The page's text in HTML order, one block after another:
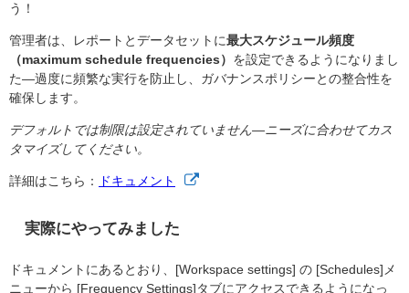
う！
管理者は、レポートとデータセットに最大スケジュール頻度
（maximum schedule frequencies） を設定できるようになりまし
た—過度に頻繁な実行を防止し、ガバナンスポリシーとの整合性を
確保します。
デフォルトでは制限は設定されていません—ニーズに合わせてカス
タマイズしてください。
詳細はこちら： ドキュメント
実際にやってみました
ドキュメントにあるとおり、[Workspace settings] の [Schedules]メ
ニューから [Frequency Settings]タブにアクセスできるようになっ